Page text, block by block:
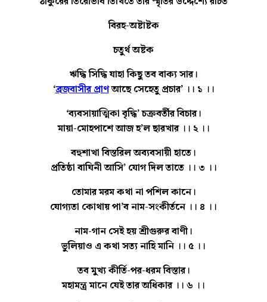
বিরহ-অষ্টাষ্টক
চতুর্থ অষ্টক
ঋদ্ধি সিদ্ধি যাহা কিছু তব বাক্য সার।
‘ব্রজবাসীর প্রাণআছে সেহেতু প্রচার’ ।। ১ ।।
‘ব্যবসায়াত্মিকা বৃদ্ধি’ চক্রবর্তীর বিচার।
মায়া-মোহপাশে আজ হ’ল ছারখার ।। ২ ।।
বহুশাখা বিস্তরিল অব্যবসায়ী হাতে।
প্রতিষ্ঠা বাঘিনী আসি’ যোগ দিল তাতে ।। ৩ ।।
তোমার মরম কথা না পশিল কানে।
যোগ্যতা কোথায় পা’ব নাম-সংকীর্তনে ।। ৪ ।।
নাম-গান সেই হয় শ্রীগুরুর বাণী।
ভুলিয়াও এ কথা সত্য নাহি মানি ।। ৫ ।।
তব মুখ্য কীর্তি-পর-ধরম বিস্তার।
মহামন্ত্র মানে যেই তার অধিকার ।। ৬ ।।